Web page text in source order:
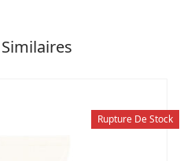
Rupture De Stock